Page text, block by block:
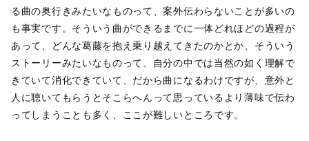
る曲の奥行きみたいなものって、案外伝わらないことが多いの
も事実です。そういう曲ができるまでに一体どれほどの過程が
あって、どんな葛藤を抱え乗り越えてきたのかとか、そういう
ストーリーみたいなものって、自分の中では当然の如く理解で
きていて消化できていて、だから曲になるわけですが、意外と
人に聴いてもらうとそこらへんって思っているより薄味で伝わ
ってしまうことも多く、ここが難しいところです。